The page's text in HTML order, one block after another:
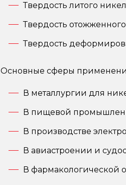
Твердость литого
Твердость
Твердость
Основные сферы
В металлургии для
В пищевой
В производстве
В авиастроении и
В фармакологической